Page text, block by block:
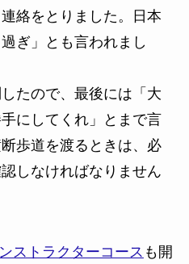
絡をとりました。日本
ぎ」とも言われまし
たので、最後には「大
にしてくれ」とまで言
歩道を渡るときは、必
しなければなりません
ストラクターコース も開